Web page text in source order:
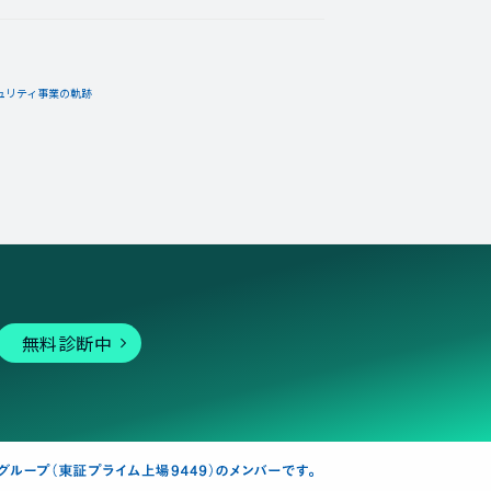
リティ事業の軌跡
無料診断中